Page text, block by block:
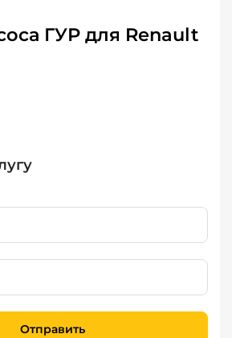
ГУР для Renault
Отправить